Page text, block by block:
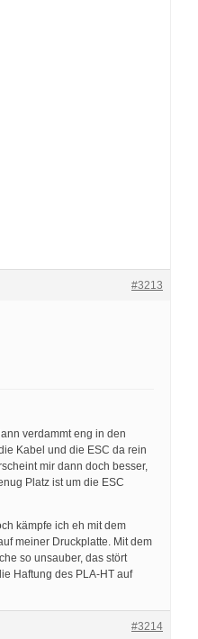
#3213
verdammt eng in den
Kabel und die ESC da rein
mir dann doch besser,
Platz ist um die ESC
kämpfe ich eh mit dem
meiner Druckplatte. Mit dem
so unsauber, das stört
Haftung des PLA-HT auf
#3214